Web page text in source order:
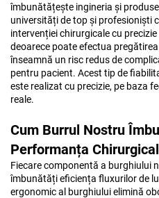
îmbunătățește ingineria și
universități de top și profesioniști
intervenției chirurgicale cu
deoarece poate efectua
înseamnă un risc redus de
pentru pacient. Acest tip de
este realizat cu precizie, pe baza
reale.
Cum Burrul Nostru
Performanța
Fiecare componentă a burghiului
îmbunătăți eficiența fluxurilor de
ergonomic al burghiului elimină